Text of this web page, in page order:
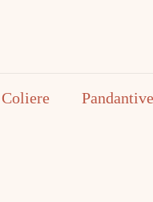
Coliere Pandantive